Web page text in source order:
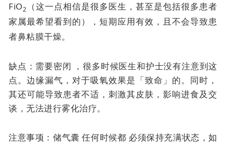
FiO2
（这一点相信是很多医生，甚至是包括很多患者
家属最希望看到的），短期应用有效，且不会导致患
者鼻粘膜干燥。
缺点：需要密闭 ，很多时候医生和护士没有注意到这
点。边缘漏气，对于吸氧效果是「致命」的。同时，
其还可能导致患者不适，刺激其皮肤，影响进食及交
谈，无法进行雾化治疗。
注意事项：储气囊任何时候都 必须保持充满状态，如